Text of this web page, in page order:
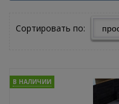
Сортировать по:
В НАЛИЧИИ